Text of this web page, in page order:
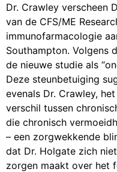
Dr. Crawley verscheen
van de CFS/ME
immunofarmacologie
Southampton. Volgens
de nieuwe studie als
Deze steunbetuiging
evenals Dr. Crawley,
verschil tussen
die chronisch
– een zorgwekkende
dat Dr. Holgate zich
zorgen maakt over het